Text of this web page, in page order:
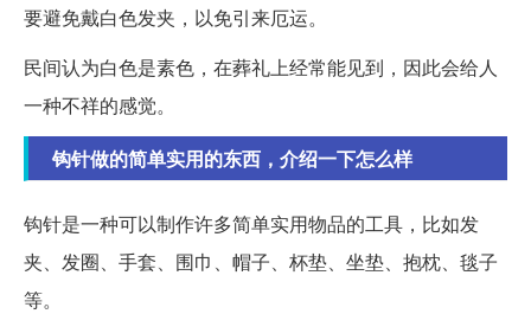
要避免戴白色发夹，以免引来厄运。
民间认为白色是素色，在葬礼上经常能见到，因此会给人
一种不祥的感觉。
钩针做的简单实用的东西，介绍一下怎么样
钩针是一种可以制作许多简单实用物品的工具，比如发
夹、发圈、手套、围巾、帽子、杯垫、坐垫、抱枕、毯子
等。